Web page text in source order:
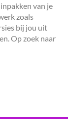
van je
zoals
bij jou uit
Op zoek naar